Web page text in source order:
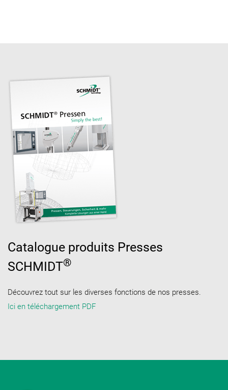
Catalogue produits Presses
SCHMIDT®
Découvrez tout sur les diverses fonctions de nos presses.
Ici en téléchargement PDF